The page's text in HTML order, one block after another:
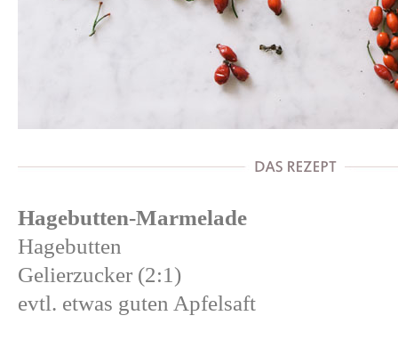
Hagebutten-Marmelade
Hagebutten
Gelierzucker (2:1)
evtl. etwas guten Apfelsaft